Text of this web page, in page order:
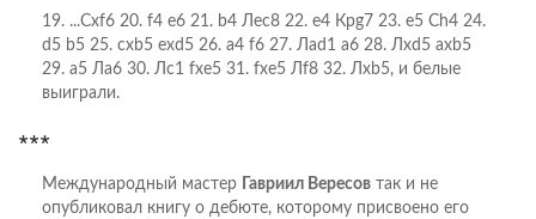
19. ...Сxf6 20. f4 e6 21. b4 Лec8 22. e4 Крg7 23. e5 Сh4 24.
d5 b5 25. cxb5 exd5 26. a4 f6 27. Лad1 a6 28. Лxd5 axb5
29. a5 Лa6 30. Лc1 fxe5 31. fxe5 Лf8 32. Лxb5, и белые
выиграли.
***
Международный мастер Гавриил Вересов так и не
опубликовал книгу о дебюте, которому присвоено его